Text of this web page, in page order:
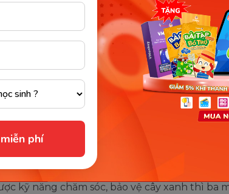
phí
giá trị của cây xanh và bảo vệ thiên nhiên. (Ảnh:
kỹ năng sống bảo vệ cây
quả
quen chăm sóc, bảo vệ cây xanh cho trẻ từ
dụng ngay một số phương pháp rèn luyện sau
tầm quan trọng của cây
kỹ năng chăm sóc, bảo vệ cây xanh thì ba